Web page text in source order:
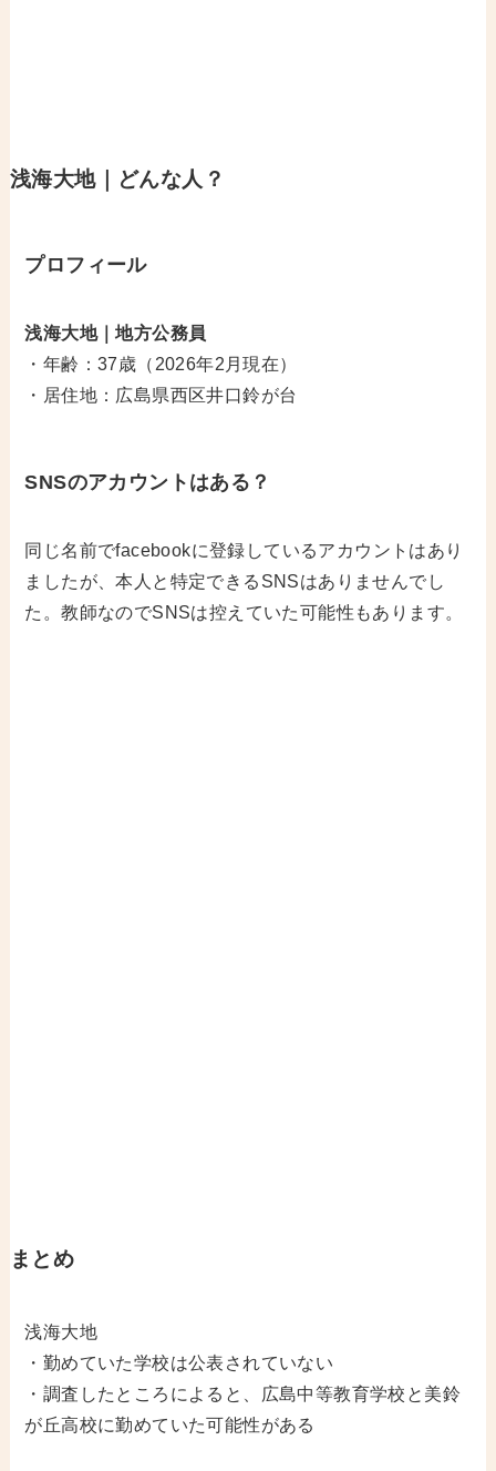
浅海大地｜どんな人？
プロフィール
浅海大地｜地方公務員
・年齢：37歳（2026年2月現在）
・居住地：広島県西区井口鈴が台
SNSのアカウントはある？
同じ名前でfacebookに登録しているアカウントはあり
ましたが、本人と特定できるSNSはありませんでし
た。教師なのでSNSは控えていた可能性もあります。
まとめ
浅海大地
・勤めていた学校は公表されていない
・調査したところによると、広島中等教育学校と美鈴
が丘高校に勤めていた可能性がある